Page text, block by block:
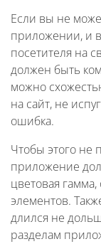
Если вы не
приложении, и
посетителя на
должен быть
можно
на сайт, не
ошибка.
Чтобы этого не
приложение
цветовая
элементов.
длился не
разделам